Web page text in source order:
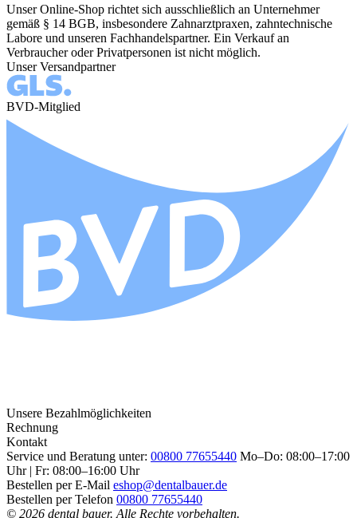
Unser Online-Shop richtet sich ausschließlich an Unternehmer
gemäß § 14 BGB, insbesondere Zahnarztpraxen, zahntechnische
Labore und unseren Fachhandelspartner. Ein Verkauf an
Verbraucher oder Privatpersonen ist nicht möglich.
Unser Versandpartner
BVD-Mitglied
Unsere Bezahlmöglichkeiten
Rechnung
Kontakt
Service und Beratung unter: 00800 77655440 Mo–Do: 08:00–17:00
Uhr | Fr: 08:00–16:00 Uhr
Bestellen per E-Mail eshop@dentalbauer.de
Bestellen per Telefon 00800 77655440
© 2026 dental bauer. Alle Rechte vorbehalten.